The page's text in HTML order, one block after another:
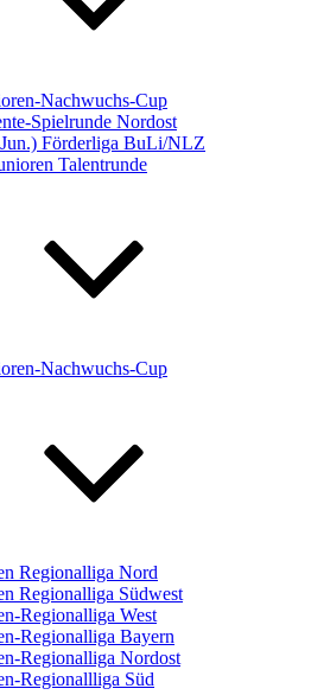
Nachwuchs-Cup
Spielrunde Nordost
Förderliga BuLi/NLZ
Talentrunde
Nachwuchs-Cup
Regionalliga Nord
Regionalliga Südwest
Regionalliga West
Regionalliga Bayern
Regionalliga Nordost
Regionallliga Süd